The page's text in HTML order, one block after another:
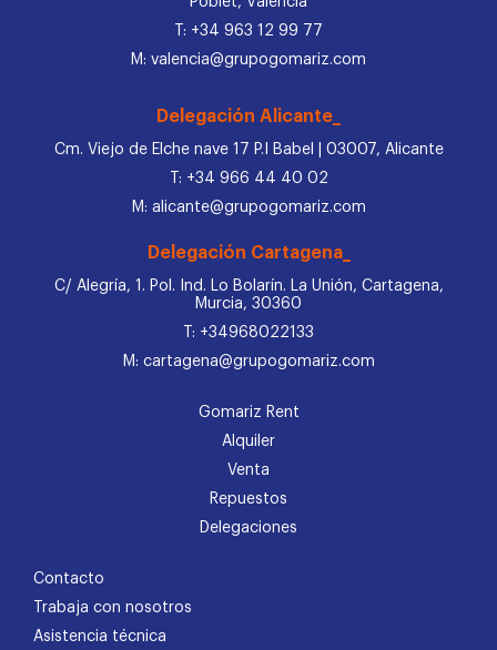
T: +34 963 12 99 77
M: valencia@grupogomariz.com
Delegación Alicante_
Cm. Viejo de Elche nave 17 P.I Babel | 03007, Alicante
T: +34 966 44 40 02
M: alicante@grupogomariz.com
Delegación Cartagena_
C/ Alegría, 1. Pol. Ind. Lo Bolarín. La Unión, Cartagena,
Murcia, 30360
T: +34968022133
M: cartagena@grupogomariz.com
Gomariz Rent
Alquiler
Venta
Repuestos
Delegaciones
Contacto
Trabaja con nosotros
Asistencia técnica